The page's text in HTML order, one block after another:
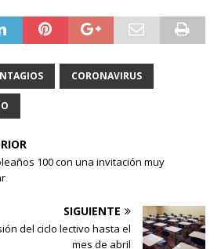
CORONAVIRUS
100 con una invitación muy
SIGUIENTE
del ciclo lectivo hasta el
mes de abril